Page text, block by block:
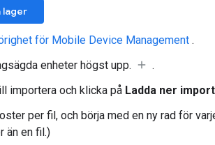
lager
för Mobile Device Management .
enheter högst upp.
.
importera och klicka på Ladda ner
per fil, och börja med en ny rad för
än en fil.)